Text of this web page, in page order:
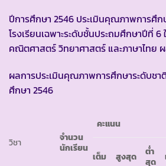
ปีการศึกษา 2546 ประเมินคุณภาพการศึก
โรงเรียนเฉพาะระดับชั้นประถมศึกษาปีที่
คณิตศาสตร์ วิทยาศาสตร์ และภาษาไทย
ผลการประเมินคุณภาพการศึกษาระดับชา
ศึกษา 2546
วิชา
จำนวน
นักเรียน
คะแนน
เต็ม สูงสุด
ต่ำ
สุด